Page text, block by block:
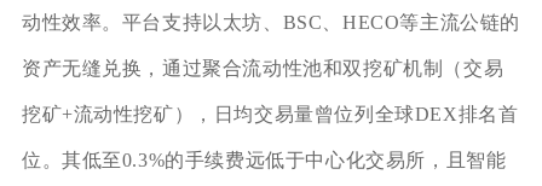
动性效率。平台支持以太坊、BSC、HECO等主流公链的
资产无缝兑换，通过聚合流动性池和双挖矿机制（交易
挖矿+流动性挖矿），日均交易量曾位列全球DEX排名首
位。其低至0.3%的手续费远低于中心化交易所，且智能